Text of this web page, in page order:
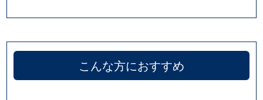
こんな方におすすめ